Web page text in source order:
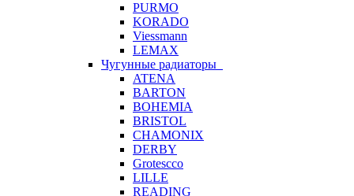
PURMO
KORADO
Viessmann
LEMAX
Чугунные радиаторы
ATENA
BARTON
BOHEMIA
BRISTOL
CHAMONIX
DERBY
Grotescco
LILLE
READING